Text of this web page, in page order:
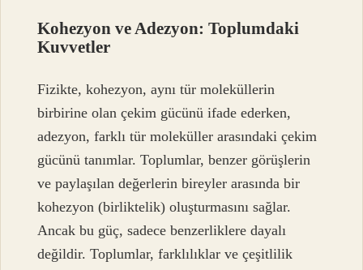
Kohezyon ve Adezyon: Toplumdaki
Kuvvetler
Fizikte, kohezyon, aynı tür moleküllerin
birbirine olan çekim gücünü ifade ederken,
adezyon, farklı tür moleküller arasındaki çekim
gücünü tanımlar. Toplumlar, benzer görüşlerin
ve paylaşılan değerlerin bireyler arasında bir
kohezyon (birliktelik) oluşturmasını sağlar.
Ancak bu güç, sadece benzerliklere dayalı
değildir. Toplumlar, farklılıklar ve çeşitlilik